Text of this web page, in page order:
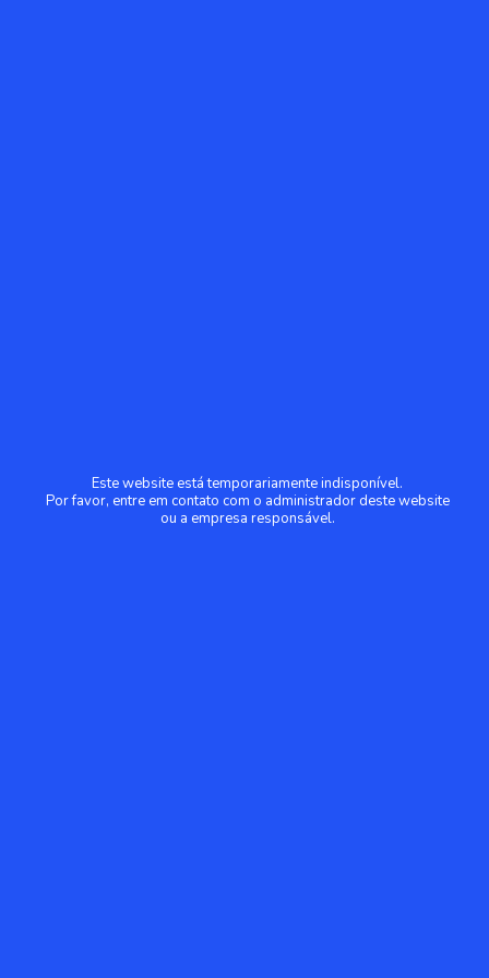
Este website está temporariamente indisponível.
Por favor, entre em contato com o administrador deste website
ou a empresa responsável.